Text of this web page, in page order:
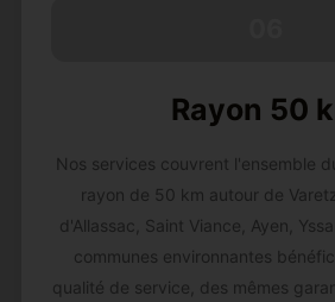
Rayon 50
Nos services couvrent l'ensemble
rayon de 50 km autour de
d'Allassac, Saint Viance, Ayen,
communes environnantes
qualité de service, des mêmes